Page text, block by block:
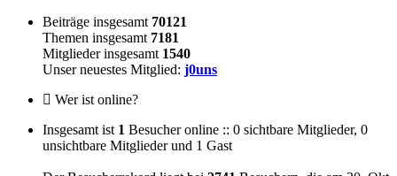
Beiträge insgesamt 70121
Themen insgesamt 7181
Mitglieder insgesamt 1540
Unser neuestes Mitglied: j0uns
Wer ist online?
Insgesamt ist 1 Besucher online :: 0 sichtbare Mitglieder, 0
unsichtbare Mitglieder und 1 Gast